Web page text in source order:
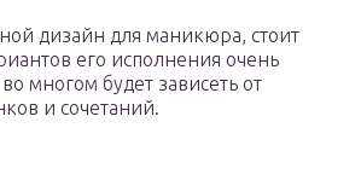
дизайн для маникюра, стоит
его исполнения очень
многом будет зависеть от
и сочетаний.